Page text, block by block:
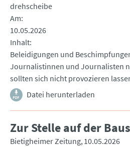
drehscheibe
Am
10.05.2026
Inhalt
Beleidigungen und
Journalistinnen und Journalisten
sollten sich nicht provozieren
Datei herunterladen
Zur Stelle auf der
Bietigheimer Zeitung 10.05.2026